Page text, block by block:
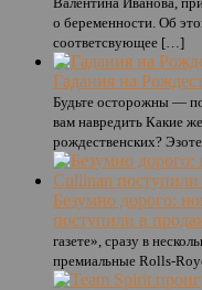
о беременности. Об
соответсвующее […]
Гадания на
Будьте осторожны —
вам навредить Какие
рождественских?
Безумно дорого:
поступили в
газете», сразу в
премиальные Rolls-